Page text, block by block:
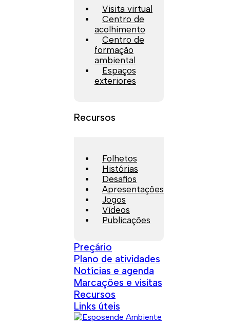
Visita virtual
Centro de
acolhimento
Centro de
formação
ambiental
Espaços
exteriores
Recursos
Folhetos
Histórias
Desafios
Apresentações
Jogos
Vídeos
Publicações
Preçário
Plano de atividades
Notícias e agenda
Marcações e visitas
Recursos
Links úteis